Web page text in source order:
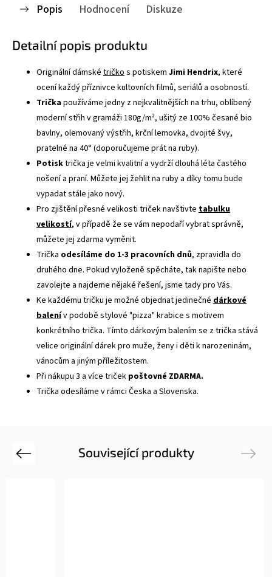
Popis Hodnocení Diskuze
Detailní popis produktu
Originální dámské tričko s potiskem Jimi Hendrix, které
ocení každý příznivce kultovních filmů, seriálů a osobností.
Tričkapoužíváme jedny z nejkvalitnějších na trhu, oblíbený
moderní střih v gramáži 180g/m², ušitý ze 100% česané bio
bavlny, olemovaný výstřih, krční lemovka, dvojité švy,
pratelné na 40° (doporučujeme prát na ruby).
Potisktrička je velmi kvalitní a vydrží dlouhá léta častého
nošení a praní. Můžete jej žehlit na ruby a díky tomu bude
vypadat stále jako nový.
Pro zjištění přesné velikosti triček navštivte tabulku
velikostí, v případě že se vám nepodaří vybrat správně,
můžete jej zdarma vyměnit.
Trička odesíláme do 1-3 pracovních dnů, zpravidla do
druhého dne. Pokud vyloženě spěcháte, tak napište nebo
zavolejte a najdeme nějaké řešení, jsme tady pro Vás.
Ke každému tričku je možné objednat jedinečné dárkové
balenív podobě stylové "pizza" krabice s motivem
konkrétního trička. Tímto dárkovým balením se z trička stává
velice originální dárek pro muže, ženy i děti k narozeninám,
vánocům a jiným příležitostem.
Při nákupu 3 a více triček poštovné ZDARMA.
Trička odesíláme v rámci Česka a Slovenska.
Související produkty
Previous Next